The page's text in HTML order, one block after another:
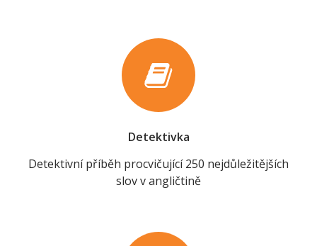
Detektivka
Detektivní příběh procvičující 250 nejdůležitějších
slov v angličtině